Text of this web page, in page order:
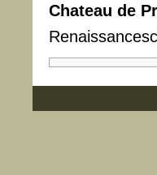
Chateau de